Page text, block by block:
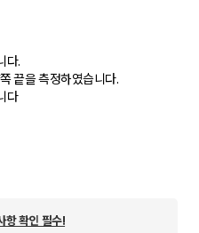
다.
끝을 측정하였습니다.
다
항 확인 필수!